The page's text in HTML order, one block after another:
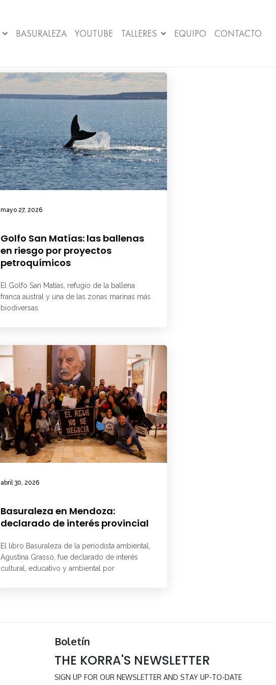
BASURALEZA YOUTUBE TALLERES EQUIPO CONTACTO
mayo 27, 2026
Golfo San Matías: las ballenas
en riesgo por proyectos
petroquímicos
El Golfo San Matías, refugio de la ballena
franca austral y una de las zonas marinas más
biodiversas
abril 30, 2026
Basuraleza en Mendoza:
declarado de interés provincial
El libro Basuraleza de la periodista ambiental,
Agustina Grasso, fue declarado de interés
cultural, educativo y ambiental por
Boletín
THE KORRA'S NEWSLETTER
SIGN UP FOR OUR NEWSLETTER AND STAY UP-TO-DATE